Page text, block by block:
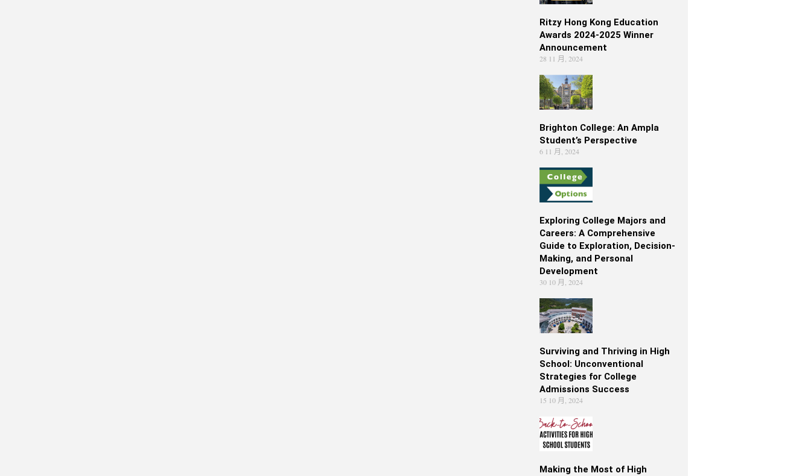
Ritzy Hong Kong Education
Awards 2024-2025 Winner
Announcement
28 11 月, 2024
Brighton College: An Ampla
Student’s Perspective
6 11 月, 2024
Exploring College Majors and
Careers: A Comprehensive
Guide to Exploration, Decision-
Making, and Personal
Development
30 10 月, 2024
Surviving and Thriving in High
School: Unconventional
Strategies for College
Admissions Success
15 10 月, 2024
Making the Most of High